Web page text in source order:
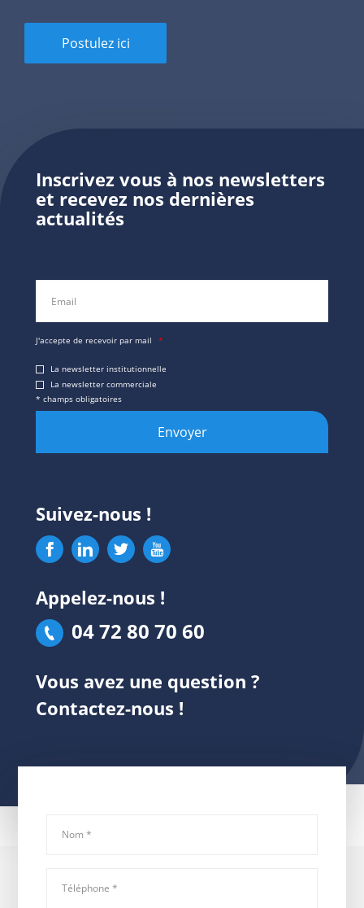
Postulez ici
Inscrivez vous à nos newsletters
et recevez nos dernières
actualités
J'accepte de recevoir par mail *
La newsletter institutionnelle
La newsletter commerciale
* champs obligatoires
Suivez-nous !
Appelez-nous !
04 72 80 70 60
Vous avez une question ?
Contactez-nous !
Nom *
Téléphone *